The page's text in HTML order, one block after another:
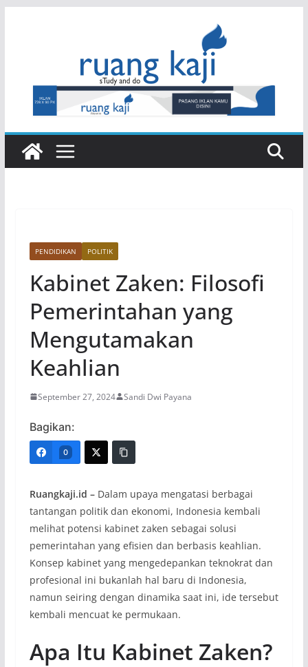
PENDIDIKAN POLITIK
Kabinet Zaken: Filosofi
Pemerintahan yang
Mengutamakan
Keahlian
September 27, 2024 Sandi Dwi Payana
Bagikan:
0
Ruangkaji.id –Dalam upaya mengatasi berbagai
tantangan politik dan ekonomi, Indonesia kembali
melihat potensi kabinet zaken sebagai solusi
pemerintahan yang efisien dan berbasis keahlian.
Konsep kabinet yang mengedepankan teknokrat dan
profesional ini bukanlah hal baru di Indonesia,
namun seiring dengan dinamika saat ini, ide tersebut
kembali mencuat ke permukaan.
Apa Itu Kabinet Zaken?